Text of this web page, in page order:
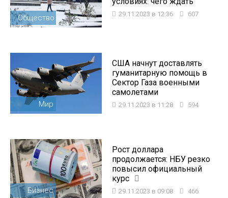
Общество 29.11.2023 в 12:36 607
Мир
США начнут доставлять
гуманитарную помощь в
Сектор Газа военными
самолетами
29.11.2023 в 11:28 594
Бизнес
Рост доллара
продолжается: НБУ резко
повысил официальный
курс
29.11.2023 в 09:08 466